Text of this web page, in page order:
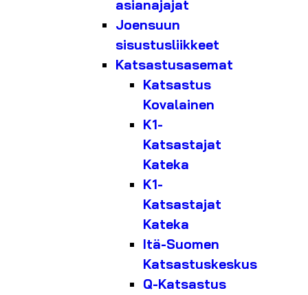
asianajajat
Joensuun
sisustusliikkeet
Katsastusasemat
Katsastus
Kovalainen
K1-
Katsastajat
Kateka
K1-
Katsastajat
Kateka
Itä-Suomen
Katsastuskeskus
Q-Katsastus